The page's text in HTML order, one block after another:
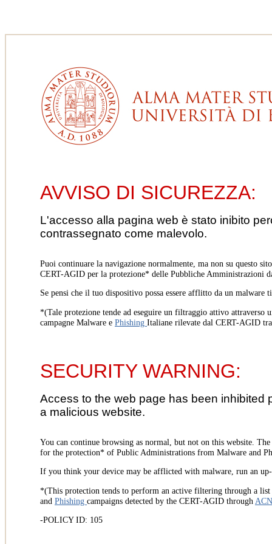
AVVISO DI SICUREZZA:
L'accesso alla pagina web è stato inibito
contrassegnato come malevolo.
Puoi continuare la navigazione normalmente, ma non su questo
CERT-AGID per la protezione* delle Pubbliche Amministrazioni
Se pensi che il tuo dispositivo possa essere afflitto da un
*(Tale protezione tende ad eseguire un filtraggio attivo
campagne Malware e Phishing Italiane rilevate dal CERT-AGID
SECURITY WARNING:
Access to the web page has been
a malicious website.
You can continue browsing as normal, but not on this website.
for the protection* of Public Administrations from Malware and
If you think your device may be afflicted with malware, run an
*(This protection tends to perform an active filtering through a
and Phishing campaigns detected by the CERT-AGID through
-POLICY ID: 105